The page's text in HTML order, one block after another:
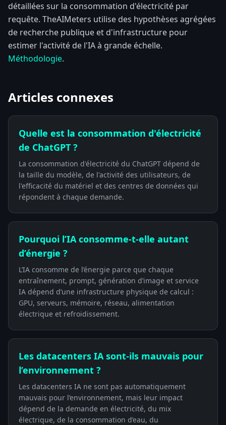
détaillées sur la consommation d'électricité par
requête. TheAIMeters utilise des hypothèses agrégées
de recherche publique et d'infrastructure pour
estimer l'activité de l'IA à grande échelle.
Méthodologie.
Articles connexes
Quelle est la consommation d'électricité
de ChatGPT ?
La consommation d'électricité du ChatGPT dépend de
la taille du modèle, de l'activité des utilisateurs, de
l'efficacité du matériel et des centres de données qui
répondent à chaque demande.
Pourquoi l’IA consomme-t-elle autant
d’énergie ?
L’IA consomme de l’énergie parce que chaque
entraînement, prompt, génération d’image et service
IA dépend d’une infrastructure physique de calcul :
GPU, serveurs, mémoire, réseau, alimentation
électrique et refroidissement.
Les datacenters IA sont-ils mauvais pour
l’environnement ?
Les datacenters IA ne sont pas automatiquement
mauvais pour l’environnement, mais leur impact
dépend de la demande en électricité, du mix
électrique, de la consommation d’eau, du